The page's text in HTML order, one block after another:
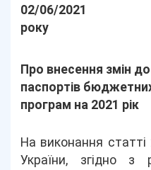
02/06/2021
року
Про внесення змін до
паспортів
програм на 2021 рік
На виконання
України, згідно з